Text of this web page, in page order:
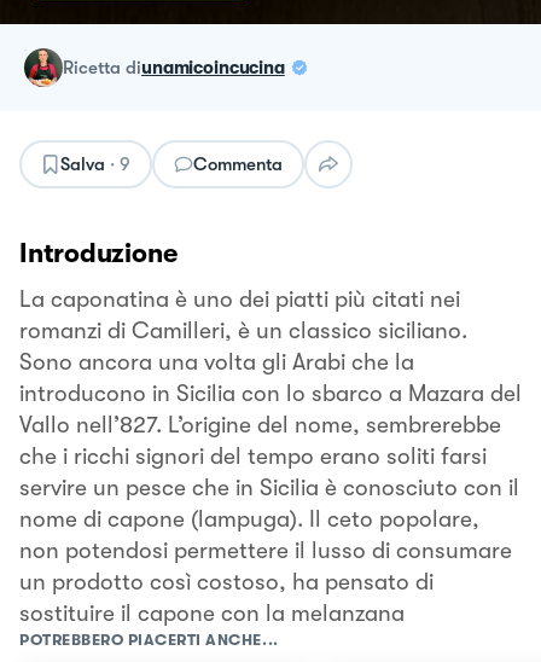
ricetta diunamicoincucina
Salva · 9 Commenta
Introduzione
La caponatina è uno dei piatti più citati nei
romanzi di Camilleri, è un classico siciliano.
Sono ancora una volta gli Arabi che la
introducono in Sicilia con lo sbarco a Mazara del
Vallo nell’827. L’origine del nome, sembrerebbe
che i ricchi signori del tempo erano soliti farsi
servire un pesce che in Sicilia è conosciuto con il
nome di capone (lampuga). Il ceto popolare,
non potendosi permettere il lusso di consumare
un prodotto così costoso, ha pensato di
sostituire il capone con la melanzana
POTREBBERO PIACERTI ANCHE...